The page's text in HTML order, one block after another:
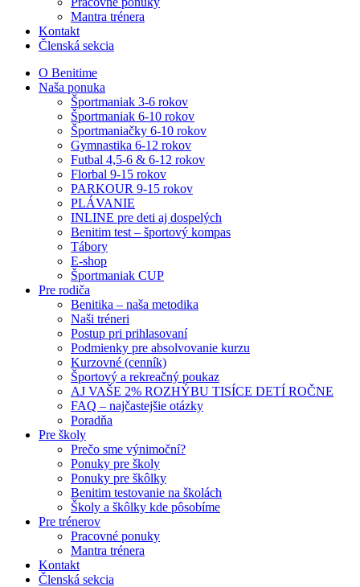
Mantra trénera
Kontakt
Členská sekcia
O Benitime
Naša ponuka
Športmaniak 3-6 rokov
Športmaniak 6-10 rokov
Športmaniačky 6-10 rokov
Gymnastika 6-12 rokov
Futbal 4,5-6 & 6-12 rokov
Florbal 9-15 rokov
PARKOUR 9-15 rokov
PLÁVANIE
INLINE pre deti aj dospelých
Benitim test – športový kompas
Tábory
E-shop
Športmaniak CUP
Pre rodiča
Benitika – naša metodika
Naši tréneri
Postup pri prihlasovaní
Podmienky pre absolvovanie kurzu
Kurzovné (cenník)
Športový a rekreačný poukaz
AJ VAŠE 2% ROZHÝBU TISÍCE DETÍ ROČNE
FAQ – najčastejšie otázky
Poradňa
Pre školy
Prečo sme výnimoční?
Ponuky pre školy
Ponuky pre škôlky
Benitim testovanie na školách
Školy a škôlky kde pôsobíme
Pre trénerov
Pracovné ponuky
Mantra trénera
Kontakt
Členská sekcia